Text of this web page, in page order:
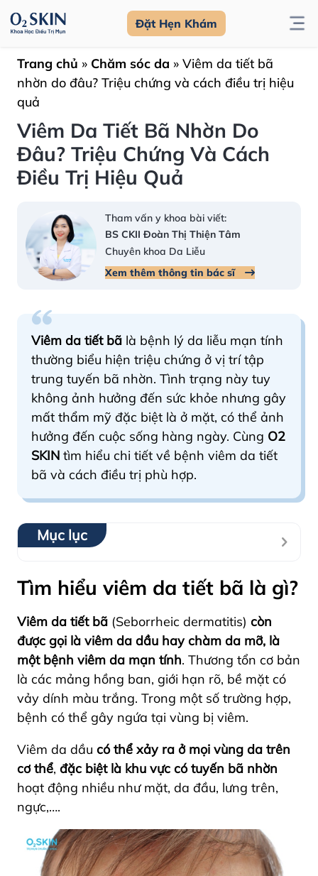
Đặt Hẹn Khám
Trang chủ » Chăm sóc da » Viêm da tiết bã
nhờn do đâu? Triệu chứng và cách điều trị hiệu
quả
Viêm Da Tiết Bã Nhờn Do
Đâu? Triệu Chứng Và Cách
Điều Trị Hiệu Quả
Tham vấn y khoa bài viết:
BS CKII Đoàn Thị Thiện Tâm
Chuyên khoa Da Liễu
Xem thêm thông tin bác sĩ
Viêm da tiết bã là bệnh lý da liễu mạn tính
thường biểu hiện triệu chứng ở vị trí tập
trung tuyến bã nhờn. Tình trạng này tuy
không ảnh hưởng đến sức khỏe nhưng gây
mất thẩm mỹ đặc biệt là ở mặt, có thể ảnh
hưởng đến cuộc sống hàng ngày. Cùng O2
SKIN tìm hiểu chi tiết về bệnh viêm da tiết
bã và cách điều trị phù hợp.
Mục lục
Tìm hiểu viêm da tiết bã là gì?
Viêm da tiết bã (Seborrheic dermatitis) còn
được gọi là viêm da dầu hay chàm da mỡ, là
một bệnh viêm da mạn tính. Thương tổn cơ bản
là các mảng hồng ban, giới hạn rõ, bề mặt có
vảy dính màu trắng. Trong một số trường hợp,
bệnh có thể gây ngứa tại vùng bị viêm.
Viêm da dầu có thể xảy ra ở mọi vùng da trên
cơ thể, đặc biệt là khu vực có tuyến bã nhờn
hoạt động nhiều như mặt, da đầu, lưng trên,
ngực,….